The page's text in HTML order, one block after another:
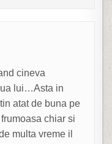
cineva
lui…Asta in
atat de buna pe
chiar si
multa vreme il